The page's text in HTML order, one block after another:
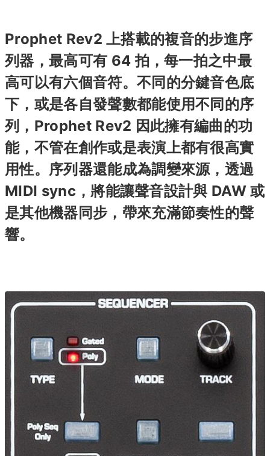
Prophet Rev2 上搭載的複音的步進序
列器，最高可有 64 拍，每一拍之中最
高可以有六個音符。不同的分鍵音色底
下，或是各自發聲數都能使用不同的序
列，Prophet Rev2 因此擁有編曲的功
能，不管在創作或是表演上都有很高實
用性。序列器還能成為調變來源，透過
MIDI sync，將能讓聲音設計與 DAW 或
是其他機器同步，帶來充滿節奏性的聲
響。